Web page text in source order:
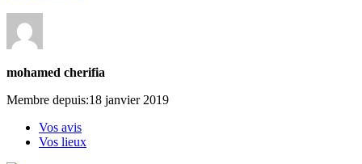
mohamed cherifia
Membre depuis:18 janvier 2019
Vos avis
Vos lieux